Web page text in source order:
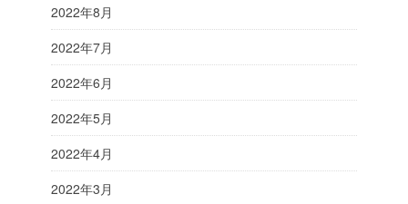
2022年8月
2022年7月
2022年6月
2022年5月
2022年4月
2022年3月